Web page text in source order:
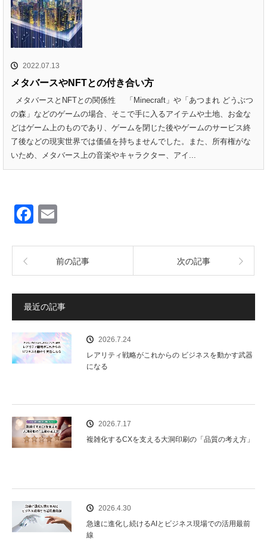
2022.07.13
メタバースやNFTとの付き合い方
メタバースとNFTとの関係性 「Minecraft」や「あつまれ どうぶつ
の森」などのゲームの場合、そこで手に入るアイテムや土地、お金な
どはゲーム上のものであり、ゲームを閉じた後やゲームのサービス終
了後などの現実世界では価値を持ちませんでした。また、所有権がな
いため、メタバース上の音楽やキャラクター、アイ...
F
c
e
b
o
o
k
ail
前の記事 次の記事
最近の記事
2026.7.24
レアリティ戦略がこれからの ビジネスを動かす武器
になる
2026.7.17
複雑化するCXを支える大洞印刷の「品質の考え方」
2026.4.30
急速に進化し続けるAIとビジネス現場での活用最前
線